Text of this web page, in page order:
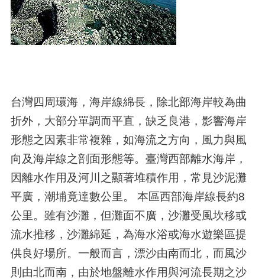
台灣四周環海，海岸線綿長，除北部海岸較為曲
折外，大部分單調而平直，缺乏良港，影響海岸
形態之因素非常複雜，如海流之方向，風力與風
向及海岸線之剖面形態等。臺灣西部離水海岸，
因離水作用及河川之顯著堆積作用，常見沙泥灘
平廣，潮埔竟達數公里。 本區西部海岸線長約8
公里。雖有沙灘，但灘面不廣，沙灘受風坎移或
流水推移，沙灘綿延，為海水浴或海水遊樂區提
供良好場所。一般而言，漂沙由南而北，而風沙
則由北而南，由於地盤離水作用與河流長期之沙